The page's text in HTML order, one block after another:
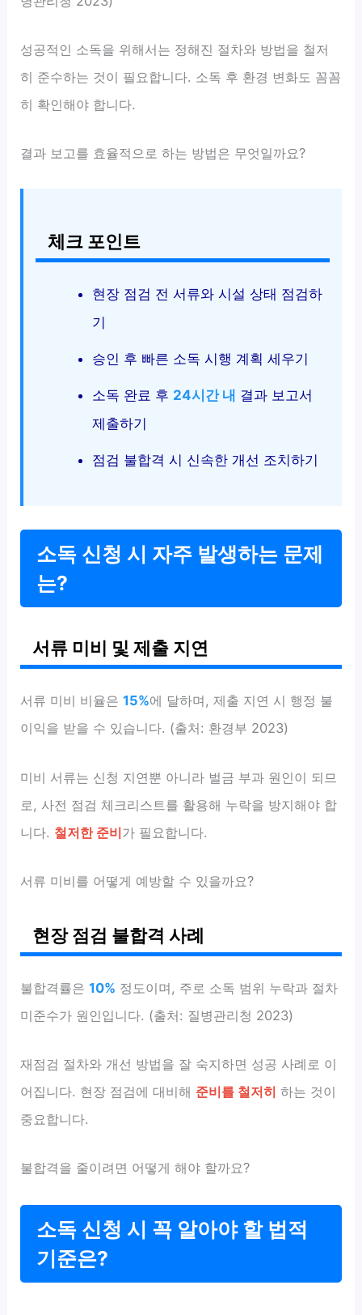
성공적인 소독을 위해서는 정해진 절차와 방법을 철저
히 준수하는 것이 필요합니다. 소독 후 환경 변화도 꼼꼼
히 확인해야 합니다.
결과 보고를 효율적으로 하는 방법은 무엇일까요?
체크 포인트
현장 점검 전 서류와 시설 상태 점검하
기
승인 후 빠른 소독 시행 계획 세우기
소독 완료 후 24시간 내 결과 보고서
제출하기
점검 불합격 시 신속한 개선 조치하기
소독 신청 시 자주 발생하는 문제
는?
서류 미비 및 제출 지연
서류 미비 비율은15%에 달하며, 제출 지연 시 행정 불
이익을 받을 수 있습니다. (출처: 환경부 2023)
미비 서류는 신청 지연뿐 아니라 벌금 부과 원인이 되므
로, 사전 점검 체크리스트를 활용해 누락을 방지해야 합
니다. 철저한 준비가 필요합니다.
서류 미비를 어떻게 예방할 수 있을까요?
현장 점검 불합격 사례
불합격률은10% 정도이며, 주로 소독 범위 누락과 절차
미준수가 원인입니다. (출처: 질병관리청 2023)
재점검 절차와 개선 방법을 잘 숙지하면 성공 사례로 이
어집니다. 현장 점검에 대비해 준비를 철저히 하는 것이
중요합니다.
불합격을 줄이려면 어떻게 해야 할까요?
소독 신청 시 꼭 알아야 할 법적
기준은?